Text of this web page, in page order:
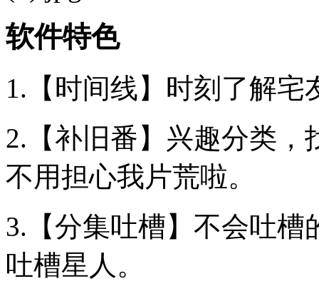
软件特色
1.【时间线】时刻了解宅
2.【补旧番】兴趣分类
不用担心我片荒啦。
3.【分集吐槽】不会吐
吐槽星人。